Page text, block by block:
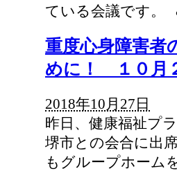
ている会議です
重度心身障害者
めに！ １０月
2018年10月27日
昨日、健康福祉プ
堺市との会合に
もグループホーム